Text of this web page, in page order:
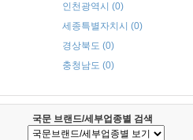
인천광역시 (0)
세종특별자치시 (0)
경상북도 (0)
충청남도 (0)
국문 브랜드/세부업종별 검색